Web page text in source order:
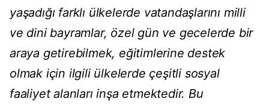
yaşadığı farklı ülkelerde vatandaşlarını milli
ve dini bayramlar, özel gün ve gecelerde bir
araya getirebilmek, eğitimlerine destek
olmak için ilgili ülkelerde çeşitli sosyal
faaliyet alanları inşa etmektedir. Bu